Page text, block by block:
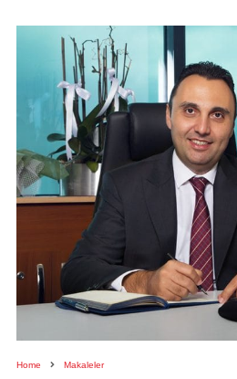
Home Makaleler